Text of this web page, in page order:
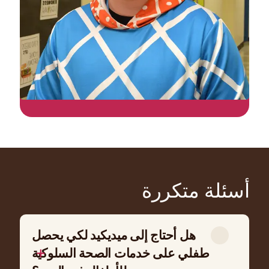
أسئلة متكررة
هل أحتاج إلى ميديكيد لكي يحصل
طفلي على خدمات الصحة السلوكية